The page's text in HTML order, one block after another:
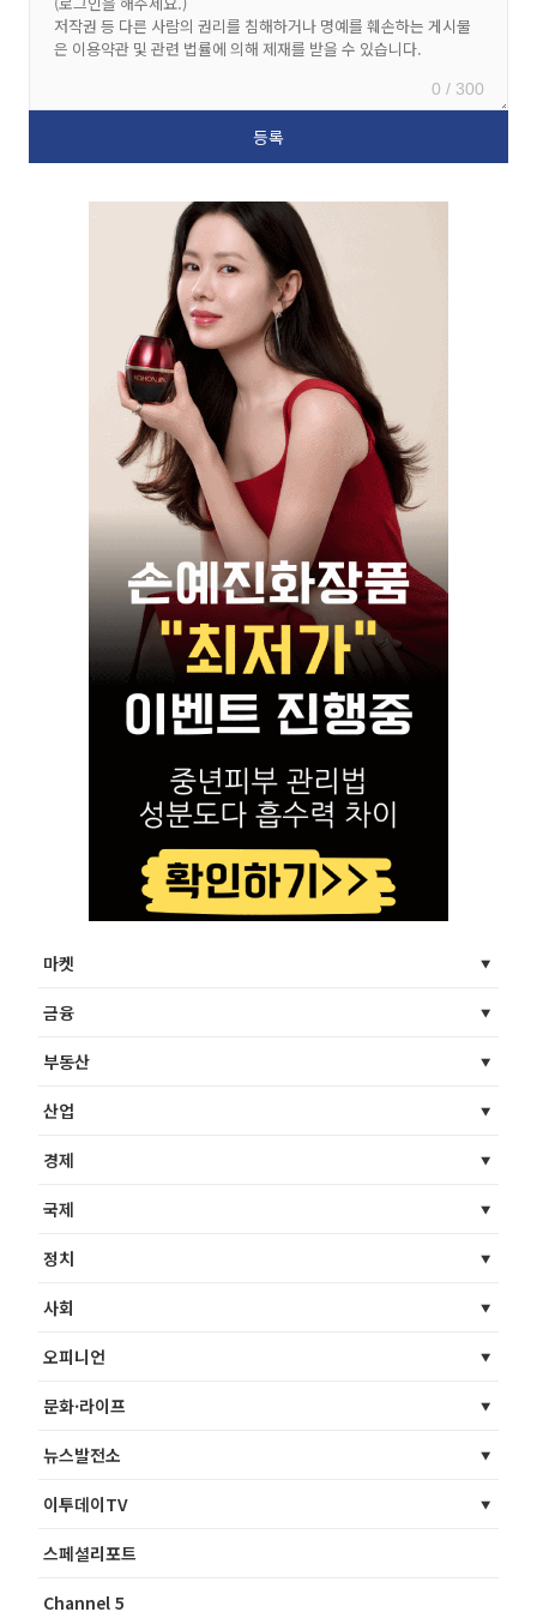
0 / 300
마켓
금융
부동산
산업
경제
국제
정치
사회
오피니언
문화·라이프
뉴스발전소
이투데이TV
스페셜리포트
Channel 5